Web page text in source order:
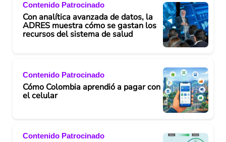
Contenido Patrocinado
Con analítica avanzada de datos, la
ADRES muestra cómo se gastan los
recursos del sistema de salud
Contenido Patrocinado
Cómo Colombia aprendió a pagar con
el celular
Contenido Patrocinado